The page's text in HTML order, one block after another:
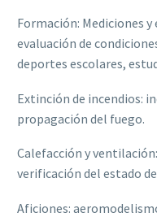
Formación: Mediciones
evaluación de
deportes escolares,
Extinción de incendios:
propagación del fuego.
Calefacción y
verificación del estado
Aficiones: